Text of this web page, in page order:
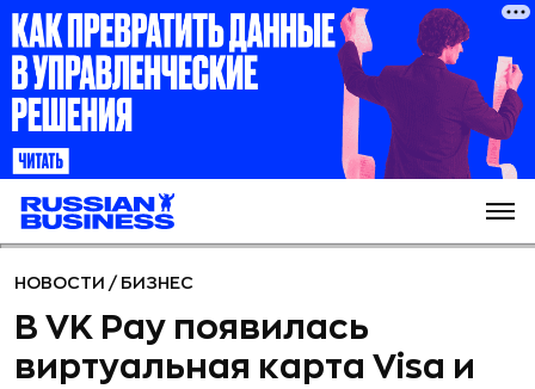
НОВОСТИ / БИЗНЕС
В VK Pay появилась
виртуальная карта Visa и